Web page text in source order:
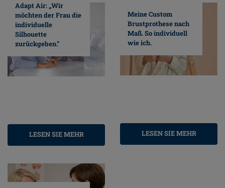
Adapt Air: „Wir
möchten der Frau die
individuelle
Silhouette
zurückgeben.”
LESEN SIE MEHR
Meine Custom
Brustprothese nach
Maß. So individuell
wie ich.
LESEN SIE MEHR